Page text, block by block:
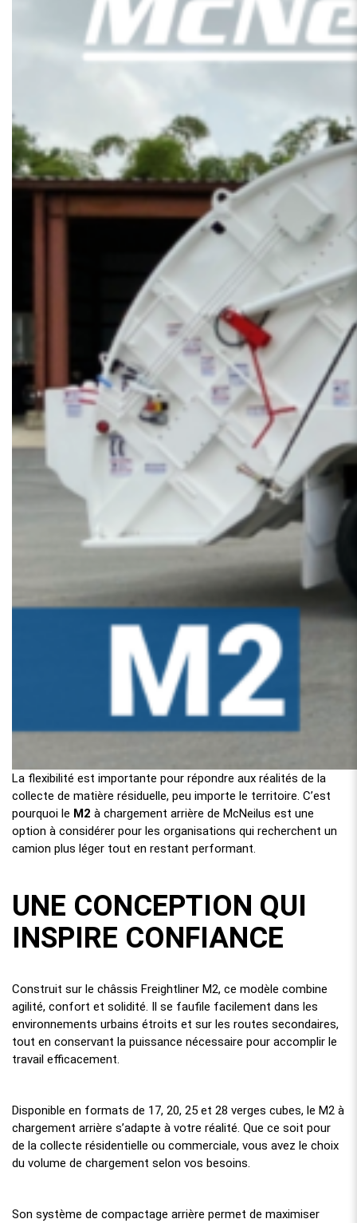
La flexibilité est importante pour répondre aux réalités de la
collecte de matière résiduelle, peu importe le territoire. C’est
pourquoi le M2 à chargement arrière de McNeilus est une
option à considérer pour les organisations qui recherchent un
camion plus léger tout en restant performant.
UNE CONCEPTION QUI
INSPIRE CONFIANCE
Construit sur le châssis Freightliner M2, ce modèle combine
agilité, confort et solidité. Il se faufile facilement dans les
environnements urbains étroits et sur les routes secondaires,
tout en conservant la puissance nécessaire pour accomplir le
travail efficacement.
Disponible en formats de 17, 20, 25 et 28 verges cubes, le M2 à
chargement arrière s’adapte à votre réalité. Que ce soit pour
de la collecte résidentielle ou commerciale, vous avez le choix
du volume de chargement selon vos besoins.
Son système de compactage arrière permet de maximiser